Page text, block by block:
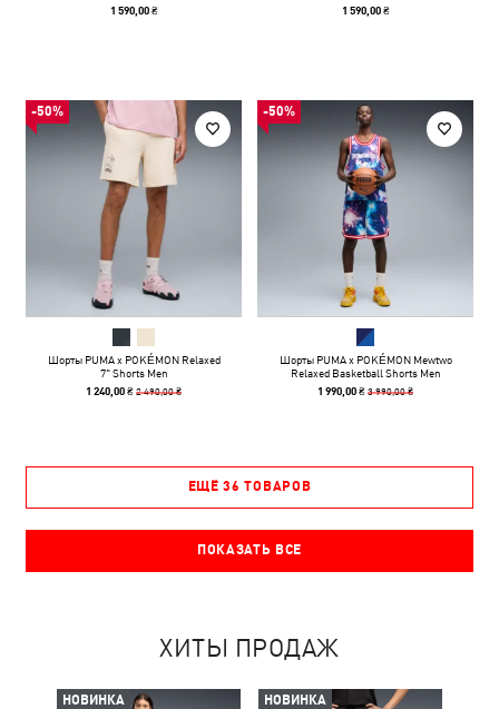
1 590,00 ₴ 1 590,00 ₴
-50%
Шорты PUMA x POKÉMON Relaxed
7" Shorts Men
1 240,00 ₴2 490,00 ₴
-50%
Шорты PUMA x POKÉMON Mewtwo
Relaxed Basketball Shorts Men
1 990,00 ₴3 990,00 ₴
ЕЩЁ 36 ТОВАРОВ
ПОКАЗАТЬ ВСЕ
ХИТЫ ПРОДАЖ
НОВИНКА НОВИНКА